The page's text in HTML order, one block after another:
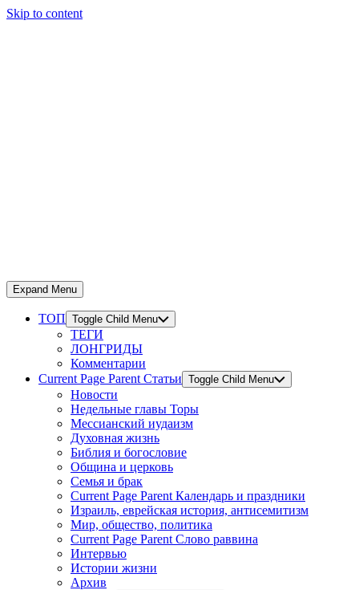
Skip to content
Expand Menu
ТОП Toggle Child Menu
ТЕГИ
ЛОНГРИДЫ
Комментарии
Current Page Parent Статьи Toggle Child Menu
Новости
Недельные главы Торы
Мессианский иудаизм
Духовная жизнь
Библия и богословие
Община и церковь
Семья и брак
Current Page Parent Календарь и праздники
Израиль, еврейская история, антисемитизм
Мир, общество, политика
Current Page Parent Слово раввина
Интервью
Истории жизни
Архив